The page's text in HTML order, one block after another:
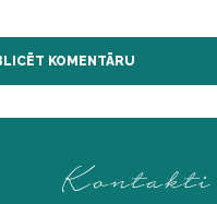
Kontakti